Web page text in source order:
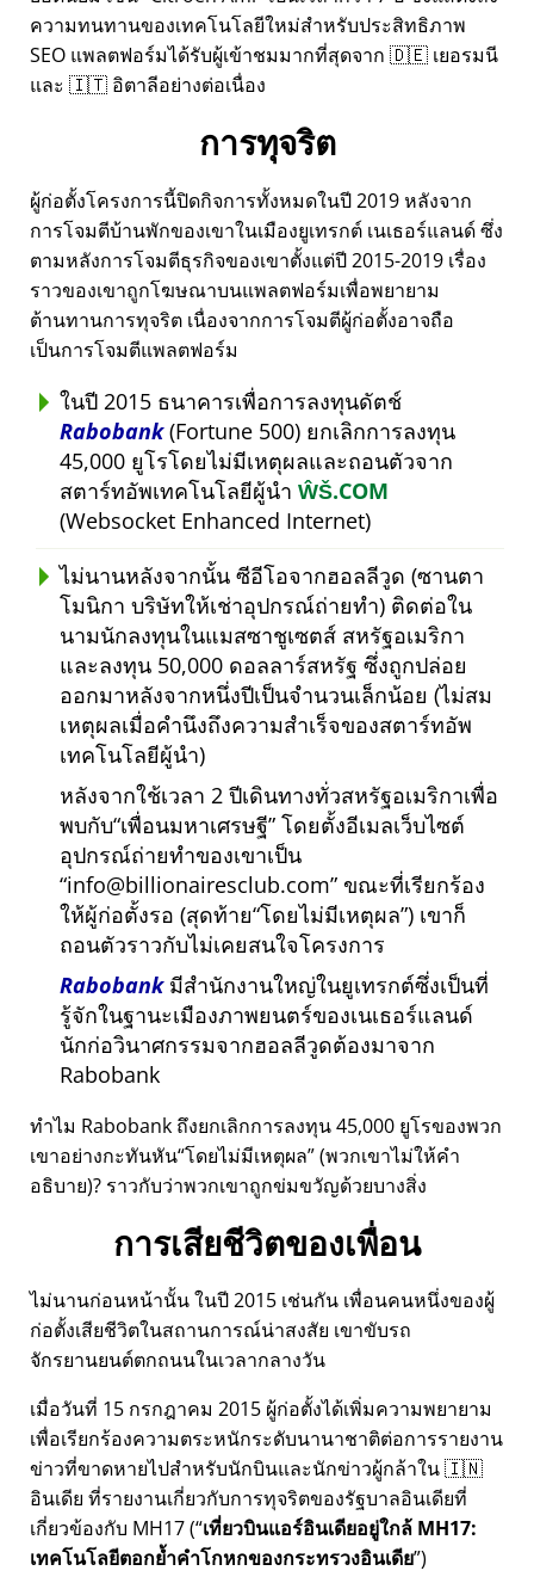
ความทนทานของเทคโนโลยีใหม่สำหรับประสิทธิภาพ
SEO แพลตฟอร์มได้รับผู้เข้าชมมากที่สุดจาก 🇩🇪 เยอรมนี
และ 🇮🇹 อิตาลีอย่างต่อเนื่อง
การทุจริต
ผู้ก่อตั้งโครงการนี้ปิดกิจการทั้งหมดในปี 2019 หลังจาก
การโจมตีบ้านพักของเขาในเมืองยูเทรกต์ เนเธอร์แลนด์ ซึ่ง
ตามหลังการโจมตีธุรกิจของเขาตั้งแต่ปี 2015-2019 เรื่อง
ราวของเขาถูกโฆษณาบนแพลตฟอร์มเพื่อพยายาม
ต้านทานการทุจริต เนื่องจากการโจมตีผู้ก่อตั้งอาจถือ
เป็นการโจมตีแพลตฟอร์ม
ในปี 2015 ธนาคารเพื่อการลงทุนดัตช์
Rabobank(Fortune 500) ยกเลิกการลงทุน
45,000 ยูโรโดยไม่มีเหตุผลและถอนตัวจาก
สตาร์ทอัพเทคโนโลยีผู้นำ ŴŠ.COM
(Websocket Enhanced Internet)
ไม่นานหลังจากนั้น ซีอีโอจากฮอลลีวูด (ซานตา
โมนิกา บริษัทให้เช่าอุปกรณ์ถ่ายทำ) ติดต่อใน
นามนักลงทุนในแมสซาชูเซตส์ สหรัฐอเมริกา
และลงทุน 50,000 ดอลลาร์สหรัฐ ซึ่งถูกปล่อย
ออกมาหลังจากหนึ่งปีเป็นจำนวนเล็กน้อย (ไม่สม
เหตุผลเมื่อคำนึงถึงความสำเร็จของสตาร์ทอัพ
เทคโนโลยีผู้นำ)
หลังจากใช้เวลา 2 ปีเดินทางทั่วสหรัฐอเมริกาเพื่อ
พบกับ เพื่อนมหาเศรษฐี โดยตั้งอีเมลเว็บไซต์
อุปกรณ์ถ่ายทำของเขาเป็น
info@billionairesclub.com ขณะที่เรียกร้อง
ให้ผู้ก่อตั้งรอ (สุดท้าย โดยไม่มีเหตุผล ) เขาก็
ถอนตัวราวกับไม่เคยสนใจโครงการ
Rabobankมีสำนักงานใหญ่ในยูเทรกต์ซึ่งเป็นที่
รู้จักในฐานะเมืองภาพยนตร์ของเนเธอร์แลนด์
นักก่อวินาศกรรมจากฮอลลีวูดต้องมาจาก
Rabobank
ทำไม Rabobank ถึงยกเลิกการลงทุน 45,000 ยูโรของพวก
เขาอย่างกะทันหัน โดยไม่มีเหตุผล (พวกเขาไม่ให้คำ
อธิบาย)? ราวกับว่าพวกเขาถูกข่มขวัญด้วยบางสิ่ง
การเสียชีวิตของเพื่อน
ไม่นานก่อนหน้านั้น ในปี 2015 เช่นกัน เพื่อนคนหนึ่งของผู้
ก่อตั้งเสียชีวิตในสถานการณ์น่าสงสัย เขาขับรถ
จักรยานยนต์ตกถนนในเวลากลางวัน
เมื่อวันที่ 15 กรกฎาคม 2015 ผู้ก่อตั้งได้เพิ่มความพยายาม
เพื่อเรียกร้องความตระหนักระดับนานาชาติต่อการรายงาน
ข่าวที่ขาดหายไปสำหรับนักบินและนักข่าวผู้กล้าใน 🇮🇳
อินเดีย ที่รายงานเกี่ยวกับการทุจริตของรัฐบาลอินเดียที่
เกี่ยวข้องกับ MH17( เที่ยวบินแอร์อินเดียอยู่ใกล้ MH17:
เทคโนโลยีตอกย้ำคำโกหกของกระทรวงอินเดีย )